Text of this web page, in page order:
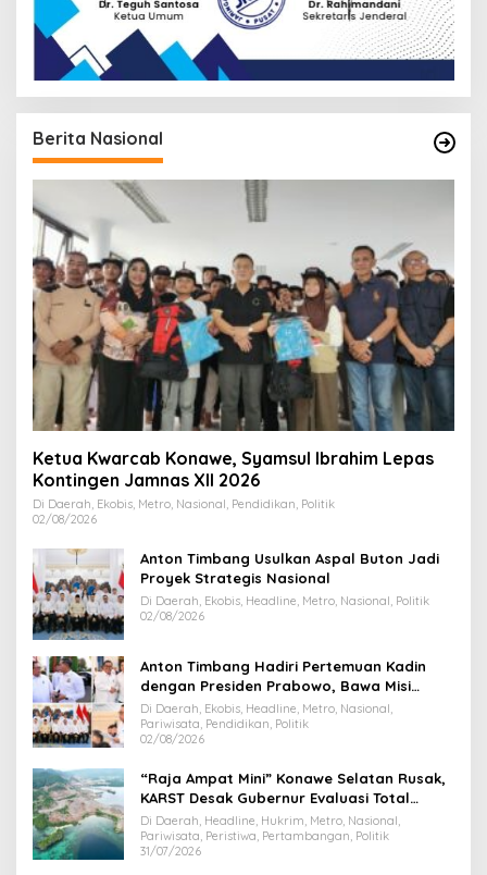
Berita Nasional
Ketua Kwarcab Konawe, Syamsul Ibrahim Lepas
Kontingen Jamnas XII 2026
Di Daerah, Ekobis, Metro, Nasional, Pendidikan, Politik
02/08/2026
Anton Timbang Usulkan Aspal Buton Jadi
Proyek Strategis Nasional
Di Daerah, Ekobis, Headline, Metro, Nasional, Politik
02/08/2026
Anton Timbang Hadiri Pertemuan Kadin
dengan Presiden Prabowo, Bawa Misi
Majukan Ekonomi Sultra
Di Daerah, Ekobis, Headline, Metro, Nasional,
Pariwisata, Pendidikan, Politik
02/08/2026
“Raja Ampat Mini” Konawe Selatan Rusak,
KARST Desak Gubernur Evaluasi Total
Dispar Sultra
Di Daerah, Headline, Hukrim, Metro, Nasional,
Pariwisata, Peristiwa, Pertambangan, Politik
31/07/2026